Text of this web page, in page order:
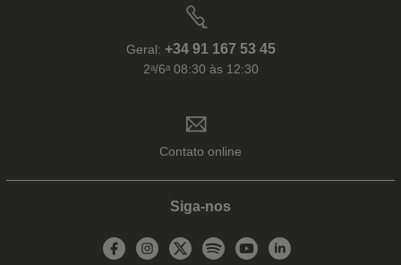
Geral: +34 91 167 53 45
2ᵃ/6ᵃ 08:30 às 12:30
Contato online
Siga-nos